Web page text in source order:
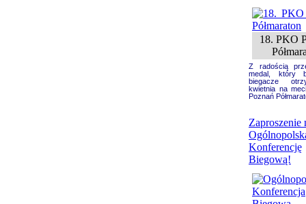
18. PKO
Z radością
medal, który
biegacze
kwietnia na
Poznań
Zaproszenie
Konferencję
Biegową!